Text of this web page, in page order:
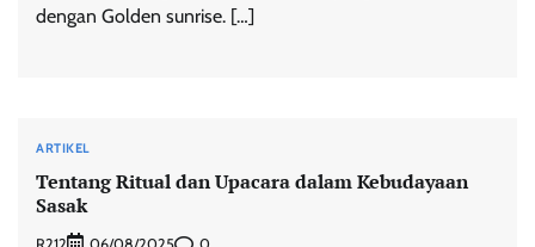
dengan Golden sunrise. […]
ARTIKEL
Tentang Ritual dan Upacara dalam Kebudayaan
Sasak